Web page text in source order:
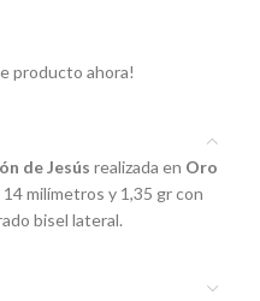
producto ahora!
de Jesús realizada en Oro
milímetros y 1,35 gr con
bisel lateral.